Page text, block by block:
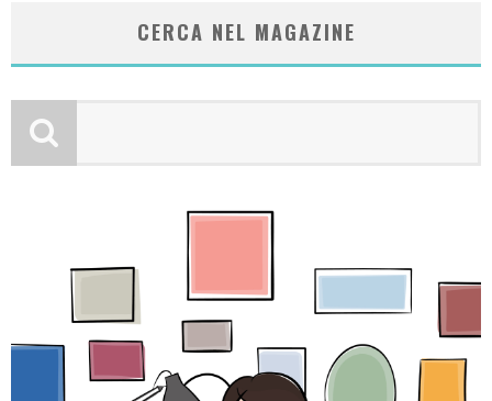
CERCA NEL MAGAZINE